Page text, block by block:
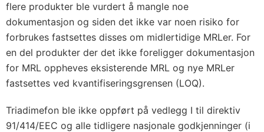
flere produkter ble vurdert å mangle noe
dokumentasjon og siden det ikke var noen risiko for
forbrukes fastsettes disses om midlertidige MRLer. For
en del produkter der det ikke foreligger dokumentasjon
for MRL oppheves eksisterende MRL og nye MRLer
fastsettes ved kvantifiseringsgrensen (LOQ).
Triadimefon ble ikke oppført på vedlegg I til direktiv
91/414/EEC og alle tidligere nasjonale godkjenninger (i